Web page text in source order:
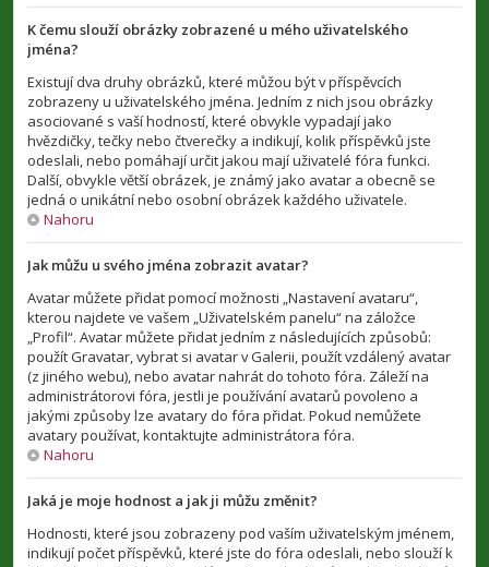
K čemu slouží obrázky zobrazené u mého uživatelského
jména?
Existují dva druhy obrázků, které můžou být v příspěvcích
zobrazeny u uživatelského jména. Jedním z nich jsou obrázky
asociované s vaší hodností, které obvykle vypadají jako
hvězdičky, tečky nebo čtverečky a indikují, kolik příspěvků jste
odeslali, nebo pomáhají určit jakou mají uživatelé fóra funkci.
Další, obvykle větší obrázek, je známý jako avatar a obecně se
jedná o unikátní nebo osobní obrázek každého uživatele.
Nahoru
Jak můžu u svého jména zobrazit avatar?
Avatar můžete přidat pomocí možnosti „Nastavení avataru“,
kterou najdete ve vašem „Uživatelském panelu“ na záložce
„Profil“. Avatar můžete přidat jedním z následujících způsobů:
použít Gravatar, vybrat si avatar v Galerii, použít vzdálený avatar
(z jiného webu), nebo avatar nahrát do tohoto fóra. Záleží na
administrátorovi fóra, jestli je používání avatarů povoleno a
jakými způsoby lze avatary do fóra přidat. Pokud nemůžete
avatary používat, kontaktujte administrátora fóra.
Nahoru
Jaká je moje hodnost a jak ji můžu změnit?
Hodnosti, které jsou zobrazeny pod vaším uživatelským jménem,
indikují počet příspěvků, které jste do fóra odeslali, nebo slouží k